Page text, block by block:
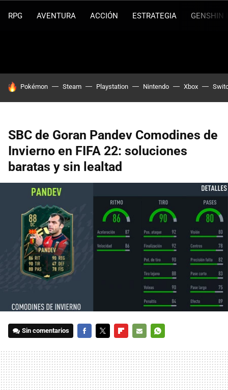
RPG AVENTURA ACCIÓN ESTRATEGIA GENSHIN
HOY SE HABLA DE
Pokémon Steam Playstation Nintendo Xbox
SBC de Goran Pandev Comodines de
Invierno en FIFA 22: soluciones
baratas y sin lealtad
Sin comentarios
MAIL